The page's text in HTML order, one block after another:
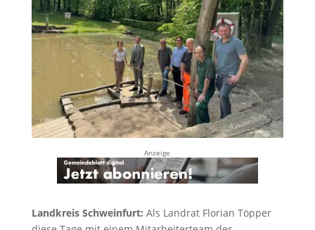
Anzeige
Landkreis Schweinfurt: Als Landrat Florian Töpper